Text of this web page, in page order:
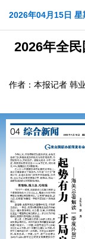
2026年04月15日 星
2026年全
作者：本报记者 韩